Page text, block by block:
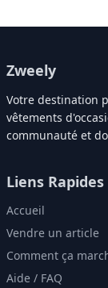
Zweely
Votre destination
vêtements
communauté et
Liens Rapides
Accueil
Vendre un article
Comment ça
Aide / FAQ